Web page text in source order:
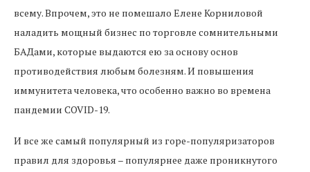
всему. Впрочем, это не помешало Елене Корниловой
наладить мощный бизнес по торговле сомнительными
БАДами, которые выдаются ею за основу основ
противодействия любым болезням. И повышения
иммунитета человека, что особенно важно во времена
пандемии COVID-19.
И все же самый популярный из горе-популяризаторов
правил для здоровья – популярнее даже проникнутого